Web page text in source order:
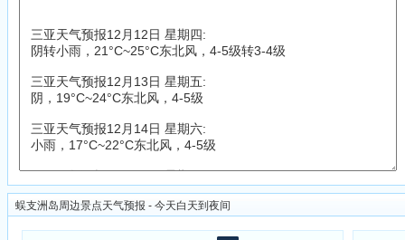
蜈支洲岛周边景点天气预报 - 今天白天到夜间